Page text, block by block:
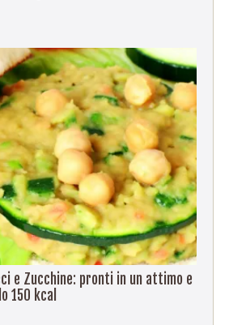
e Zucchine: pronti in un attimo e
150 kcal